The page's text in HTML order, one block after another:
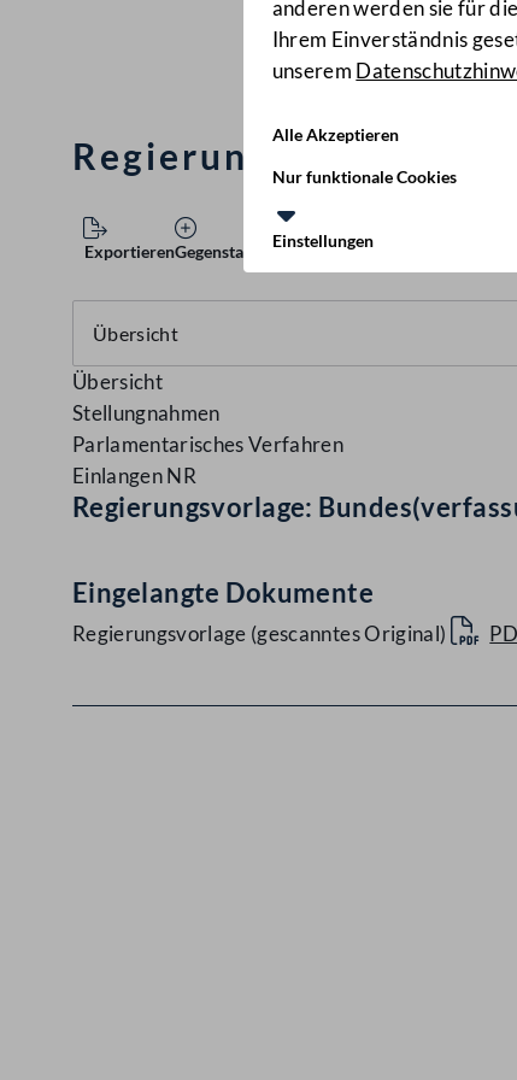
anderen werden sie für
Ihrem Einverständnis
unserem
Alle Akzeptieren
Nur funktionale Cookies
Einstellungen
Regierungsvorlage:
ExportierenGegenstand speichern
Übersicht
Stellungnahmen
Parlamentarisches Verfahren
Einlangen NR
Regierungsvorlage:
Eingelangte Dokumente
Regierungsvorlage (gescanntes Original)